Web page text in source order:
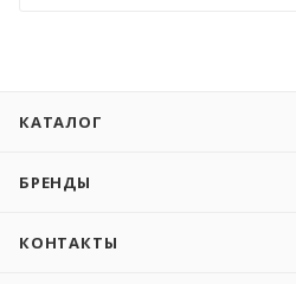
КАТАЛОГ
БРЕНДЫ
КОНТАКТЫ